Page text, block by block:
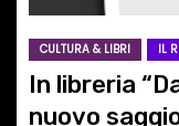
CULTURA & LIBRI IL
In libreria
nuovo